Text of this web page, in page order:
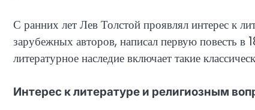
С ранних лет Лев Толстой проявлял интерес к
зарубежных авторов, написал первую повесть в
литературное наследие включает такие
Интерес к литературе и религиозным